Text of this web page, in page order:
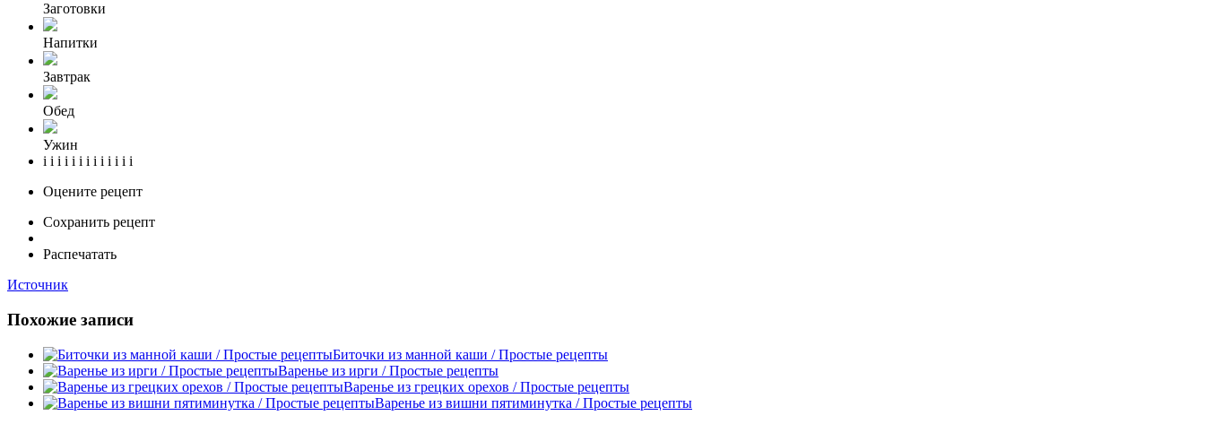
Заготовки
Напитки
Завтрак
Обед
Ужин
i i i i i i i i i i i i i
Оцените рецепт
Сохранить рецепт
Распечатать
Источник
Похожие записи
Биточки из манной каши / Простые рецепты
Варенье из ирги / Простые рецепты
Варенье из грецких орехов / Простые рецепты
Варенье из вишни пятиминутка / Простые рецепты